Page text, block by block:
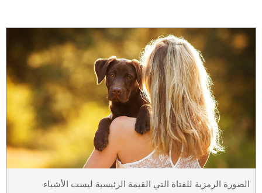
الصورة الرمزية للفتاة التي القيمة الرئيسية ليست الأشياء